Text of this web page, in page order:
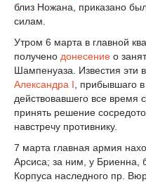
близ Ножана, приказано
силам.
Утром 6 марта в главной
получено донесение о
Шампенуаза. Известия эти
Александра I , прибывшаго
действовавшего все время
принять решение
навстречу противнику.
7 марта главная армия
Арсиса; за ним, у Бриенна,
Корпуса наследного пр.